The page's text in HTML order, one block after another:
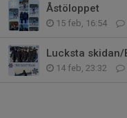
Åstöloppet
15 feb, 16:54
Lucksta
14 feb, 23:32